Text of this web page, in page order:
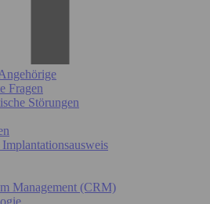
Fragen
Störungen
Management (CRM)